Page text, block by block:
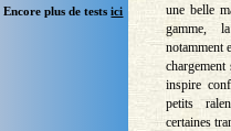
Encore plus de testsici
une belle
gamme,
notamment
inspire
petits
certaines